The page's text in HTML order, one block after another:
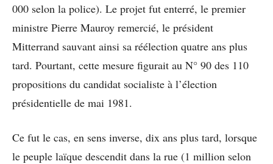
000 selon la police). Le projet fut enterré, le premier
ministre Pierre Mauroy remercié, le président
Mitterrand sauvant ainsi sa réélection quatre ans plus
tard. Pourtant, cette mesure figurait au N° 90 des 110
propositions du candidat socialiste à l’élection
présidentielle de mai 1981.
Ce fut le cas, en sens inverse, dix ans plus tard, lorsque
le peuple laïque descendit dans la rue (1 million selon